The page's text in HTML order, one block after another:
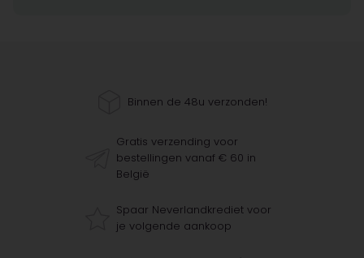
Binnen de 48u verzonden!
Gratis verzending voor
bestellingen vanaf € 60 in
België
Spaar Neverlandkrediet voor
je volgende aankoop